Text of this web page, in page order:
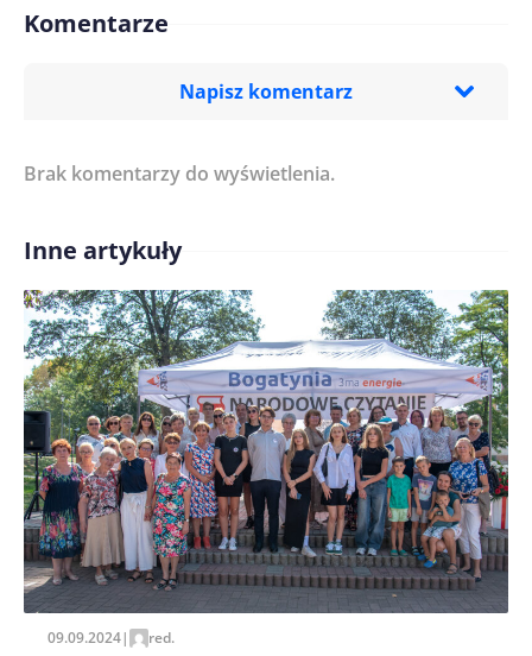
Komentarze
Napisz komentarz
Treść komentarza*
Imię/ Nick*
Zapamiętaj moje dane w tej przeglądarce podczas
pisania kolejnych komentarzy.
Brak komentarzy do wyświetlenia.
Inne artykuły
09.09.2024| red.